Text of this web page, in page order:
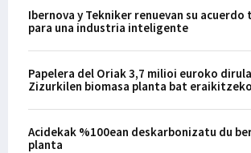
Ibernova y Tekniker renuevan su
para una industria inteligente
Papelera del Oriak 3,7 milioi euroko
Zizurkilen biomasa planta bat eraikitzeko
Acidekak %100ean deskarbonizatu du
planta